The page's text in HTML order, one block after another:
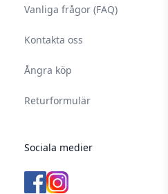
Vanliga frågor (FAQ)
Kontakta oss
Ångra köp
Returformulär
Sociala medier